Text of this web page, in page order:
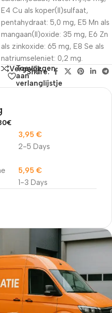
E4 Cu als koper(II)sulfaat,
pentahydraat: 5,0 mg, E5 Mn als
mangaan(II)oxide: 35 mg, E6 Zn
als zinkoxide: 65 mg, E8 Se als
natriumseleniet: 0,2 mg.
Vergelijk
Toevoegen
aan
verlanglijstje
Share:
2-5 Days
3,95 €
1-3 Days
5,95 €